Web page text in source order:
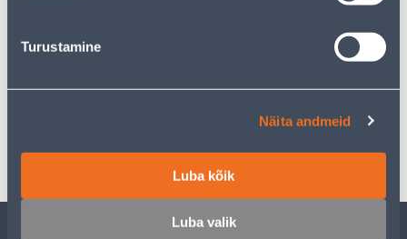
Turustamine
Näita andmeid
Luba kõik
Luba valik
Kirjeldus
Spetsifikatsioon